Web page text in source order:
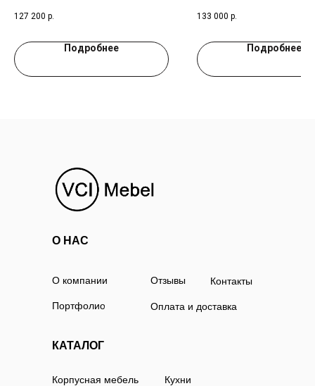
молочный RAL 9003
127 200 р.
Подробнее
133 000 р.
Подробнее
О компании
О НАС
КАТАЛОГ
Портфолио
Контакты
Отзывы
Корпусная мебель
Оплата и доставка
Кухни